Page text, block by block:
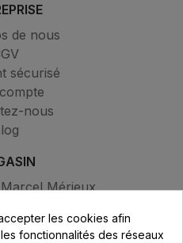
de nous
sécurisé
nous
Mérieux
Brignaisles cookies afin
fonctionnalités des réseaux